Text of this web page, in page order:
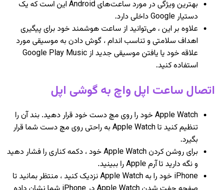
بهترین ویژگی در مورد ساعت‌های Android این است که یک
دستیار Google داخلی دارد.
علاوه بر این ، می‌توانید از ساعت هوشمند خود برای پیگیری
اهداف سلامتی و تناسب اندام ، گوش دادن به موسیقی مورد
علاقه خود یا یافتن موسیقی جدید از Google Play Music
استفاده کنید.
اتصال ساعت اپل واچ به گوشی اپل
Apple Watch خود را روی مچ دست خود قرار دهید. بند آن را
تنظیم کنید تا Apple Watch به راحتی روی مچ دست شما قرار
بگیرد.
برای روشن کردن Apple Watch خود ، دکمه کناری را فشار دهید
و نگه دارید تا آرم Apple را ببینید.
iPhone خود را به Apple Watch نزدیک کنید ، منتظر بمانید تا